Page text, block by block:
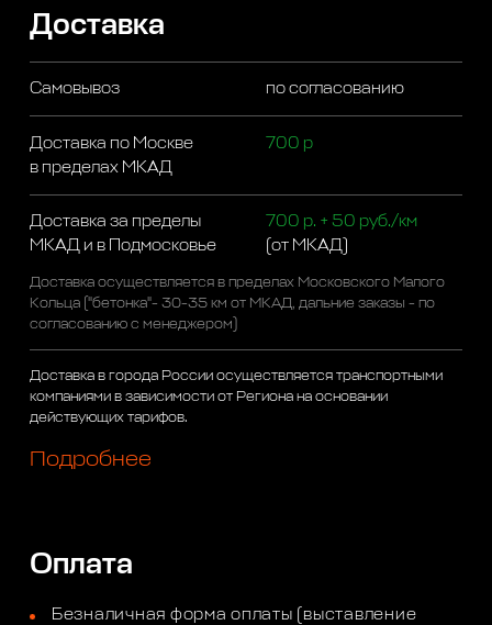
Доставка
Самовывоз по согласованию
Доставка по Москве
в пределах МКАД
700 р
Доставка за пределы
МКАД и в Подмосковье
700 р. + 50 руб./км
(от МКАД)
Доставка осуществляется в пределах Московского Малого
Кольца ("бетонка"- 30-35 км от МКАД, дальние заказы - по
согласованию с менеджером)
Доставка в города России осуществляется транспортными
компаниями в зависимости от Региона на основании
действующих тарифов.
Подробнее
Оплата
Безналичная форма оплаты (выставление